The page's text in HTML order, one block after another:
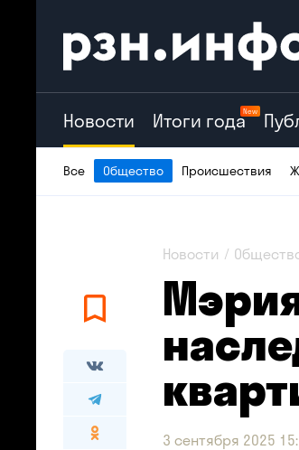
Новости Итоги годаNew
Все Общество Происшествия
Новости
3 сентября 2025